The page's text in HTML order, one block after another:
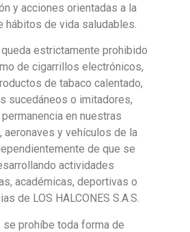
y acciones orientadas a la
hábitos de vida saludables.
queda estrictamente prohibido
de cigarrillos electrónicos,
de tabaco calentado,
sucedáneos o imitadores,
en nuestras
aeronaves y vehículos de la
de que se
actividades
académicas, deportivas o
de LOS HALCONES S.A.S.
prohíbe toda forma de